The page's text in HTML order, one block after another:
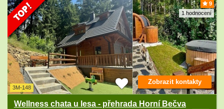
9
1 hodnocení
3M-148
Wellness chata u lesa - přehrada Horní Bečva
Zobrazit kontakty